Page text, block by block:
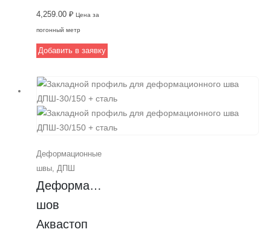
алюминия (ГОСТ)
для создания
швов на дорогах и
Подходит для
швов шириной до
50 мм,
монтируется под
покрытие
толщиной 31 мм.
Идеальный выбор
для
строительства с
4,259.00 ₽ Цена за
погонный метр
Добавить в заявку
Деформационные
швы, ДПШ
Деформационный
шов
Аквастоп